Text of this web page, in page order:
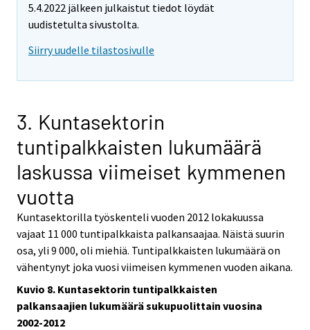
5.4.2022 jälkeen julkaistut tiedot löydät
uudistetulta sivustolta.
Siirry uudelle tilastosivulle
3. Kuntasektorin
tuntipalkkaisten lukumäärä
laskussa viimeiset kymmenen
vuotta
Kuntasektorilla työskenteli vuoden 2012 lokakuussa
vajaat 11 000 tuntipalkkaista palkansaajaa. Näistä suurin
osa, yli 9 000, oli miehiä. Tuntipalkkaisten lukumäärä on
vähentynyt joka vuosi viimeisen kymmenen vuoden aikana.
Kuvio 8. Kuntasektorin tuntipalkkaisten
palkansaajien lukumäärä sukupuolittain vuosina
2002-2012